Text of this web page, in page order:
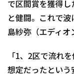
で区間賞を獲得
と健闘。これで
島紗弥（エディオ
「1、2区で流れ
想定だったという